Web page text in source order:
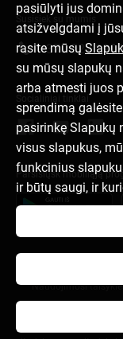
pasiūlyti jus
atsižvelgdami į
rasite mūsų
su mūsų slapukų
arba atmesti juos
sprendimą
pasirinkę Slapukų
visus slapukus,
funkcinius
ir būtų saugi, ir
+370 522
Parsisiųsk mobiliąją
Apie banką
Naudojimosi
Asmens duomenų